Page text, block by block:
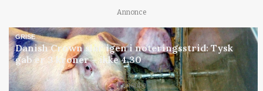
Annonce
GRISE
Danish Crown slår igen i noteringsstrid: Tysk
gab er 3 kroner – ikke 4,30
Annonce